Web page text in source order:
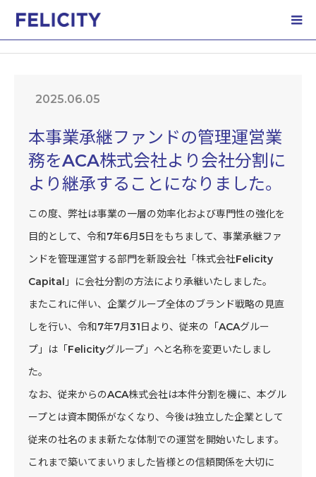
ホーム NEWS
本事業承継ファンドの管理運営業務をACA株式会社よ
2025.06.05
本事業承継ファンドの管理運営業
務をACA株式会社より会社分割に
より継承することになりました。
この度、弊社は事業の一層の効率化および専門性の強化を
目的として、令和7年6月5日をもちまして、事業承継ファ
ンドを管理運営する部門を新設会社「株式会社Felicity
Capital」に会社分割の方法により承継いたしました。
またこれに伴い、企業グループ全体のブランド戦略の見直
しを行い、令和7年7月31日より、従来の「ACAグルー
プ」は「Felicityグループ」へと名称を変更いたしまし
た。
なお、従来からのACA株式会社は本件分割を機に、本グル
ープとは資本関係がなくなり、今後は独立した企業として
従来の社名のまま新たな体制での運営を開始いたします。
これまで築いてまいりました皆様との信頼関係を大切に